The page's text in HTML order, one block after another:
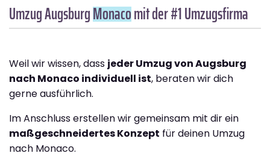
Umzug AugsburgMonacomit der #1 Umzugsfirma
Weil wir wissen, dass jeder Umzug von Augsburg
nach Monaco individuell ist, beraten wir dich
gerne ausführlich.
Im Anschluss erstellen wir gemeinsam mit dir ein
maßgeschneidertes Konzept für deinen Umzug
nach Monaco.